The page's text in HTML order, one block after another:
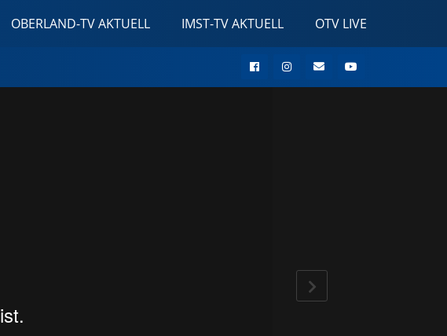
OBERLAND-TV AKTUELL IMST-TV AKTUELL OTV LIVE